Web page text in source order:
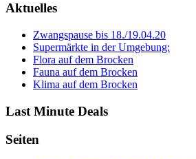
Aktuelles
Zwangspause bis 18./19.04.20
Supermärkte in der Umgebung:
Flora auf dem Brocken
Fauna auf dem Brocken
Klima auf dem Brocken
Last Minute Deals
Seiten